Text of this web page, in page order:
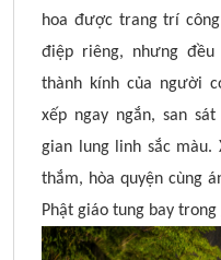
hoa được trang trí
điệp riêng, nhưng
thành kính của người
xếp ngay ngắn, san
gian lung linh sắc
thắm, hòa quyện cùng
Phật giáo tung bay trong